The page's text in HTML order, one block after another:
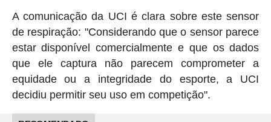
A comunicação da UCI é clara sobre este sensor
de respiração: "Considerando que o sensor parece
estar disponível comercialmente e que os dados
que ele captura não parecem comprometer a
equidade ou a integridade do esporte, a UCI
decidiu permitir seu uso em competição".